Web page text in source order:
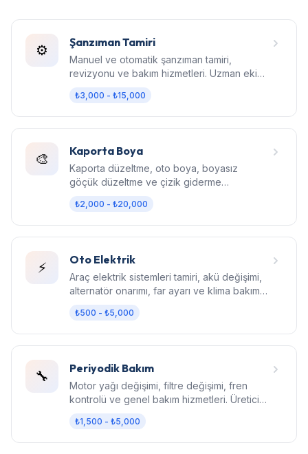
⚙️ Şanzıman Tamiri
Manuel ve otomatik şanzıman tamiri,
revizyonu ve bakım hizmetleri. Uzman ekip,
₺3,000 - ₺15,000
🎨 Kaporta Boya
Kaporta düzeltme, oto boya, boyasız
göçük düzeltme ve çizik giderme
₺2,000 - ₺20,000
⚡ Oto Elektrik
Araç elektrik sistemleri tamiri, akü değişimi,
alternatör onarımı, far ayarı ve klima bakım
₺500 - ₺5,000
🔧 Periyodik Bakım
Motor yağı değişimi, filtre değişimi, fren
kontrolü ve genel bakım hizmetleri. Üretici
₺1,500 - ₺5,000